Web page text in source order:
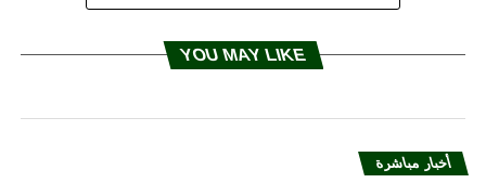
YOU MAY LIKE
أخبار مباشرة